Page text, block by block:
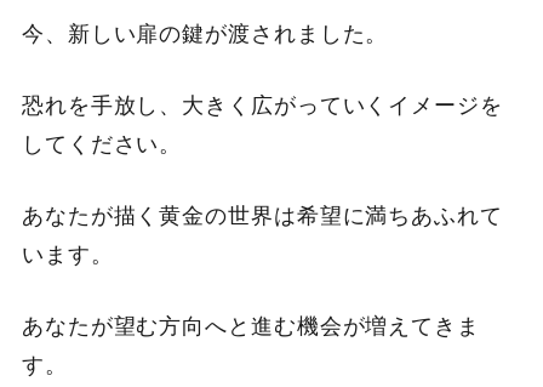
今、新しい扉の鍵が渡されました。
恐れを手放し、大きく広がっていくイメージを
してください。
あなたが描く黄金の世界は希望に満ちあふれて
います。
あなたが望む方向へと進む機会が増えてきま
す。